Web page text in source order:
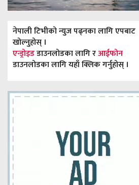
नेपाली टिभीको न्युज पढ्नका लागि एपबाट
खोल्नुहोस् ।
एन्ड्रोइडडाउनलोडका लागि रआईफोन
डाउनलोडका लागि यहाँ क्लिक गर्नुहोस् ।